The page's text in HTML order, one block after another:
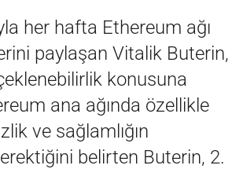
her hafta Ethereum ağı
paylaşan Vitalik Buterin,
konusuna
ana ağında özellikle
ve sağlamlığın
belirten Buterin, 2.